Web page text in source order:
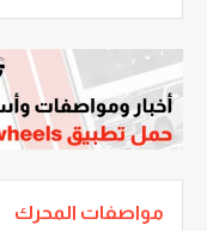
مواصفات المحرك